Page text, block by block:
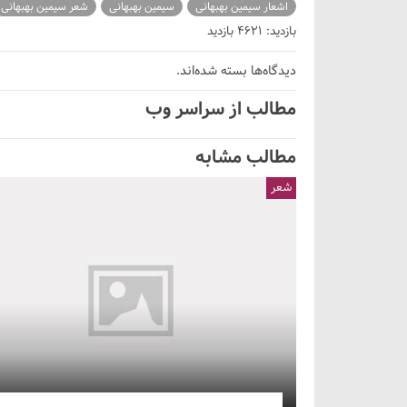
اشعار سیمین بهبهانی سیمین بهبهانی شعر سیمین بهبهانی
بازدید: 4621 بازدید
دیدگاه‌ها بسته شده‌اند.
مطالب از سراسر وب
مطالب مشابه
شعر